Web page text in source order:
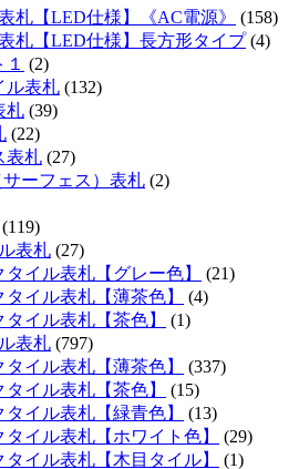
札【LED仕様】《AC電源》
(158)
札【LED仕様】長方形タイプ(4)
(2)
ル表札 (132)
札 (39)
(22)
表札 (27)
サーフェス）表札 (2)
(119)
表札 (27)
イル表札【グレー色】
(21)
イル表札【薄茶色】
(4)
イル表札【茶色】
(1)
表札 (797)
イル表札【薄茶色】
(337)
イル表札【茶色】
(15)
イル表札【緑青色】
(13)
イル表札【ホワイト色】
(29)
イル表札【木目タイル】
(1)